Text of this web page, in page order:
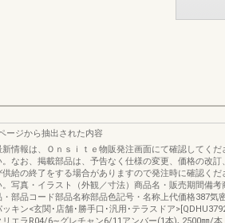
ージから抽出された内容
新情報は、Ｏｎｓｉｔｅ物販発注画面にて確認してくだ
。なお、掲載部品は、予告なく仕様の変更、価格の改訂
供給の終了をする場合がありますので発注時に確認くだ
。写真・イラスト（外観／寸法）商品名・販売期間備考
・部品コード部品名称部品色記号・名称上代価格387気
ッキン<玄関･店舗･勝手口･汎用･テラスドア
リエラR04/6∼グレチャン6/11アンバー(1本)､2500㎜/本